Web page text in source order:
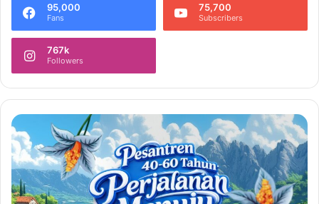
95,000
Fans
75,700
Subscribers
767k
Followers